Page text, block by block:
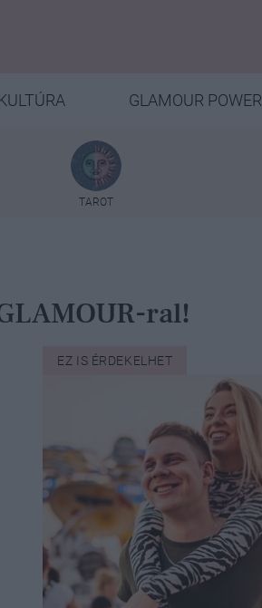
GLAMOUR POWER
TAROT
ral!
EZ IS ÉRDEKELHET